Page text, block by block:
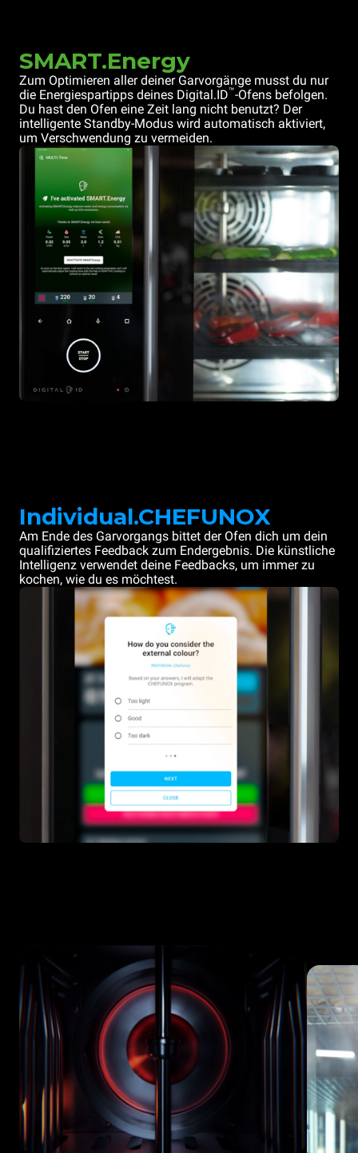
SMART.Energy
Zum Optimieren aller deiner Garvorgänge musst du nur
die Energiespartipps deines Digital.ID™-Ofens befolgen.
Du hast den Ofen eine Zeit lang nicht benutzt? Der
intelligente Standby-Modus wird automatisch aktiviert,
um Verschwendung zu vermeiden.
Individual.CHEFUNOX
Am Ende des Garvorgangs bittet der Ofen dich um dein
qualifiziertes Feedback zum Endergebnis. Die künstliche
Intelligenz verwendet deine Feedbacks, um immer zu
kochen, wie du es möchtest.